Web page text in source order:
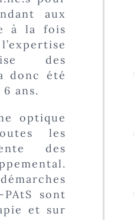
aux
à la fois
des
donc été
ans.
optique
les
des
sont
et sur